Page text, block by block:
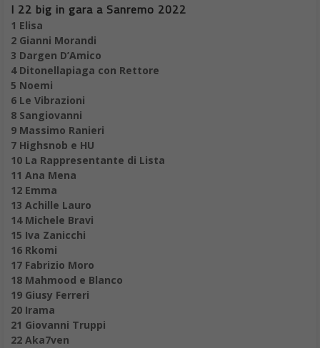
I 22 big in gara a Sanremo 2022
1 Elisa
2 Gianni Morandi
3 Dargen D’Amico
4 Ditonellapiaga con Rettore
5 Noemi
6 Le Vibrazioni
8 Sangiovanni
9 Massimo Ranieri
7 Highsnob e HU
10 La Rappresentante di Lista
11 Ana Mena
12 Emma
13 Achille Lauro
14 Michele Bravi
15 Iva Zanicchi
16 Rkomi
17 Fabrizio Moro
18 Mahmood e Blanco
19 Giusy Ferreri
20 Irama
21 Giovanni Truppi
22 Aka7ven